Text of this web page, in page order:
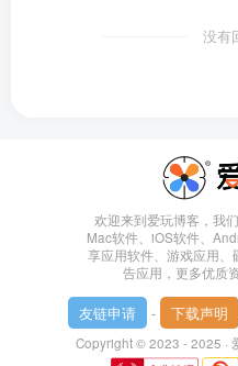
没有
欢迎来到爱玩博客，我
Mac软件、iOS软件、
享应用软件、游戏应用
告应用，更多优质
友链申请 - 下载声明
Copyright © 2023 - 2025 ·